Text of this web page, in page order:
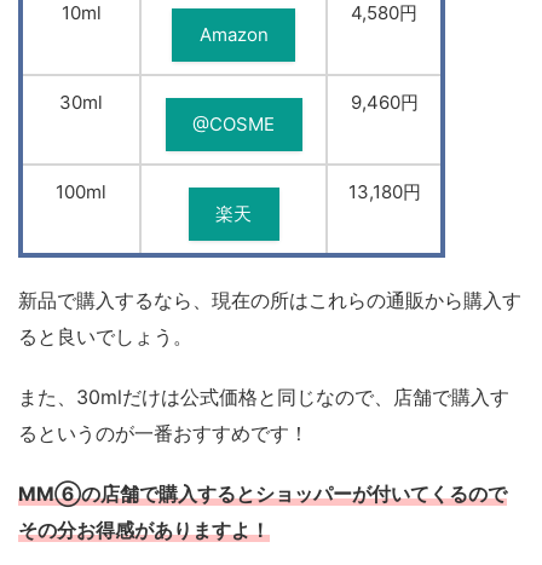
10ml
Amazon
4,580円
30ml
@COSME
9,460円
100ml
楽天
13,180円
新品で購入するなら、現在の所はこれらの通販から購入す
ると良いでしょう。
また、30mlだけは公式価格と同じなので、店舗で購入す
るというのが一番おすすめです！
MM⑥の店舗で購入するとショッパーが付いてくるので
その分お得感がありますよ！